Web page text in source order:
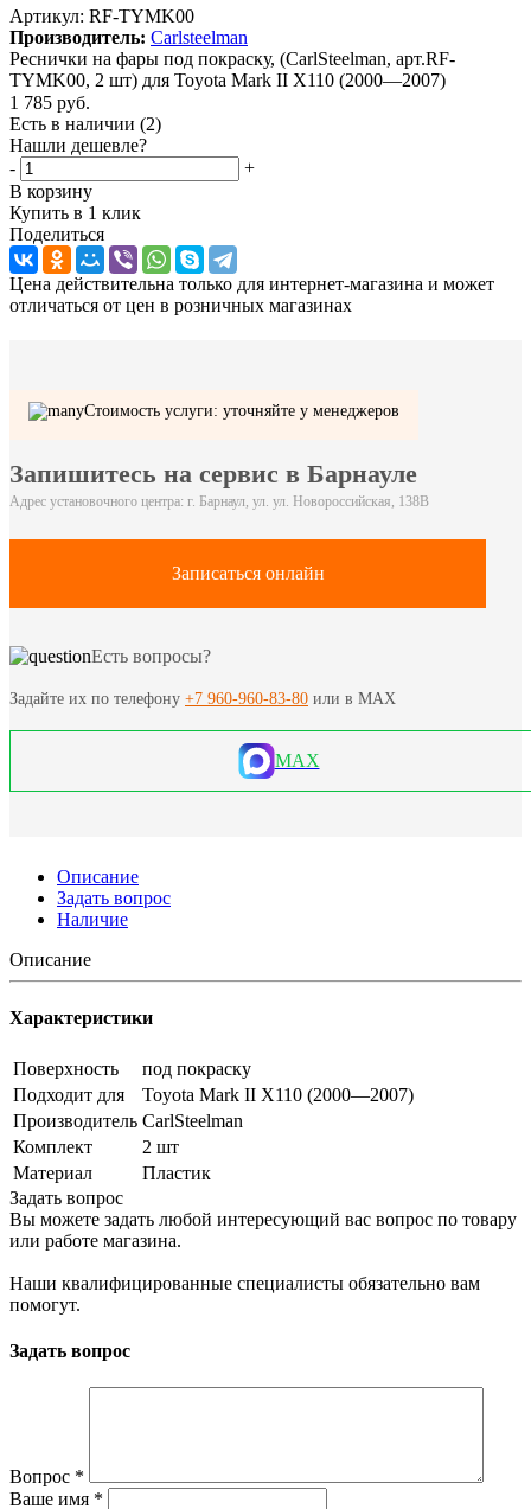
Артикул: RF-TYMK00
Производитель: Carlsteelman
Реснички на фары под покраску, (CarlSteelman, арт.RF-
TYMK00, 2 шт) для Toyota Mark II X110 (2000—2007)
1 785 руб.
Есть в наличии (2)
Нашли дешевле?
-
+
В корзину
Купить в 1 клик
Поделиться
Цена действительна только для интернет-магазина и может
отличаться от цен в розничных магазинах
Стоимость услуги: уточняйте у менеджеров
Запишитесь на сервис в Барнауле
Адрес установочного центра: г. Барнаул, ул. ул. Новороссийская, 138В
Записаться онлайн
Есть вопросы?
Задайте их по телефону +7 960-960-83-80 или в MAX
MAX
Описание
Задать вопрос
Наличие
Описание
Характеристики
Поверхность
под покраску
Подходит для
Toyota Mark II X110 (2000—2007)
Производитель CarlSteelman
Комплект
2 шт
Материал
Пластик
Задать вопрос
Вы можете задать любой интересующий вас вопрос по товару
или работе магазина.
Наши квалифицированные специалисты обязательно вам
помогут.
Задать вопрос
Вопрос *
Ваше имя *